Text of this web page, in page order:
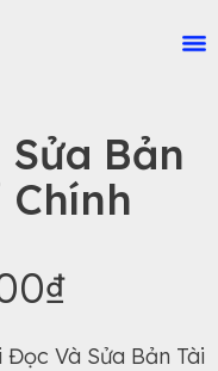
Bản
Chính
Và Sửa Bản Tài